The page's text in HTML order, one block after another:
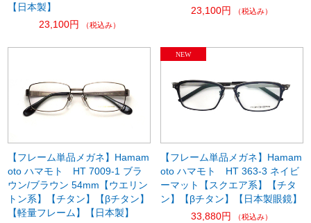
【日本製】
23,100円
（税込み）
23,100円
（税込み）
【フレーム単品メガネ】Hamam
oto ハマモト HT 7009-1 ブラ
ウン/ブラウン 54mm【ウエリン
トン系】【チタン】【βチタン】
【軽量フレーム】【日本製】
【フレーム単品メガネ】Hamam
oto ハマモト HT 363-3 ネイビ
ーマット【スクエア系】【チタ
ン】【βチタン】【日本製眼鏡】
33,880円
（税込み）